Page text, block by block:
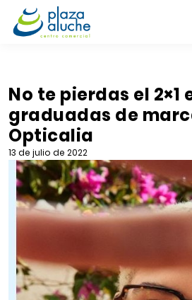
TIENDAS
VENTA TELEFÓNICA
NOVEDADES
BLOG
CONTACTO
No te pierdas el 2×1
graduadas de
Opticalia
13 de julio de 2022